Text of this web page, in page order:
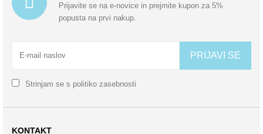
Prijavite se na e-novice in prejmite kupon za 5%
popusta na prvi nakup.
PRIJAVI SE
Strinjam se s politiko zasebnosti
KONTAKT